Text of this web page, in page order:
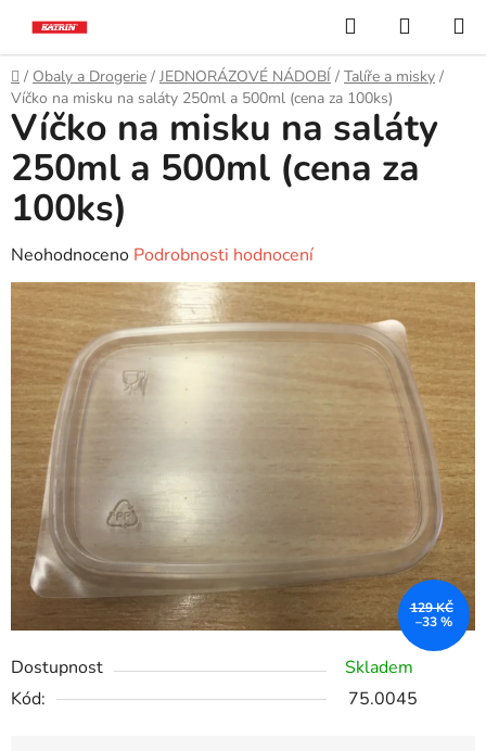
obsah
Hledat
KOŠÍK
Domů
/ Obaly a Drogerie / JEDNORÁZOVÉ NÁDOBÍ / Talíře a misky /
Víčko na misku na saláty 250ml a 500ml (cena za 100ks)
Dostupnost
Skladem
Kód:
75.0045
Víčko na misku na saláty
250ml a 500ml (cena za
100ks)
Průměrné
hodnocení
produktu
je
0,0
5
hvězdiček.
Neohodnoceno Podrobnosti hodnocení
129 KČ
–33 %